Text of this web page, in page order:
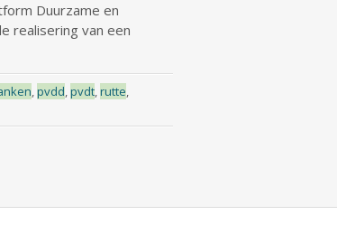
Duurzame en
realisering van een
,pvdd,pvdt,rutte,